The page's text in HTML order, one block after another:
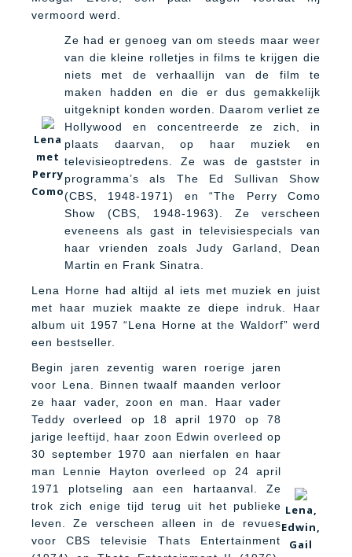
vermoord werd.
Lena
met
Perry
Como
Ze had er genoeg van om steeds maar weer
van die kleine rolletjes in films te krijgen die
niets met de verhaallijn van de film te
maken hadden en die er dus gemakkelijk
uitgeknipt konden worden. Daarom verliet ze
Hollywood en concentreerde ze zich, in
plaats daarvan, op haar muziek en
televisieoptredens. Ze was de gastster in
programma’s als The Ed Sullivan Show
(CBS, 1948-1971) en “The Perry Como
Show (CBS, 1948-1963). Ze verscheen
eveneens als gast in televisiespecials van
haar vrienden zoals Judy Garland, Dean
Martin en Frank Sinatra.
Lena Horne had altijd al iets met muziek en juist
met haar muziek maakte ze diepe indruk. Haar
album uit 1957 “Lena Horne at the Waldorf” werd
een bestseller.
Begin jaren zeventig waren roerige jaren
voor Lena. Binnen twaalf maanden verloor
ze haar vader, zoon en man. Haar vader
Teddy overleed op 18 april 1970 op 78
jarige leeftijd, haar zoon Edwin overleed op
30 september 1970 aan nierfalen en haar
man Lennie Hayton overleed op 24 april
1971 plotseling aan een hartaanval. Ze
trok zich enige tijd terug uit het publieke
leven. Ze verscheen alleen in de revues
voor CBS televisie Thats Entertainment
Lena,
Edwin,
Gail